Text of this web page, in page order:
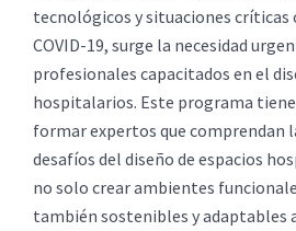
tecnológicos y situaciones críticas
COVID-19, surge la necesidad
profesionales capacitados en el
hospitalarios. Este programa
formar expertos que comprendan
desafíos del diseño de espacios
no solo crear ambientes
también sostenibles y adaptables